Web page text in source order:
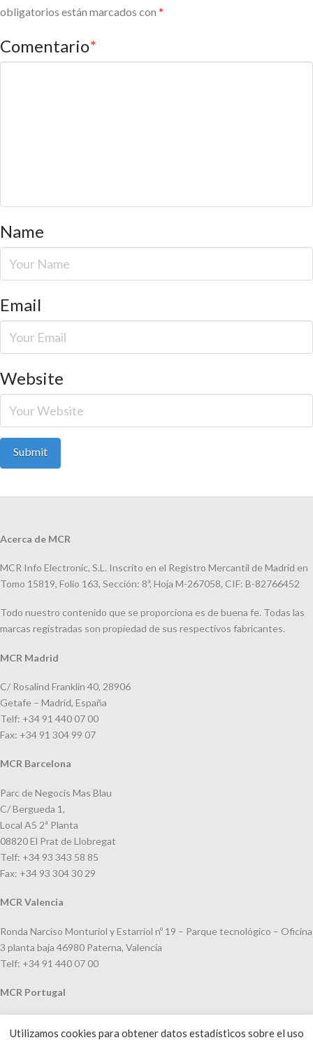
obligatorios están marcados con *
Comentario*
Name
Email
Website
Acerca de MCR
MCR Info Electronic, S.L. Inscrito en el Registro Mercantil de Madrid en
Tomo 15819, Folio 163, Sección: 8ª, Hoja M-267058, CIF: B-82766452
Todo nuestro contenido que se proporciona es de buena fe. Todas las
marcas registradas son propiedad de sus respectivos fabricantes.
MCR Madrid
C/ Rosalind Franklin 40, 28906
Getafe – Madrid, España
Telf: +34 91 440 07 00
Fax: +34 91 304 99 07
MCR Barcelona
Parc de Negocis Mas Blau
C/ Bergueda 1,
Local A5 2ª Planta
08820 El Prat de Llobregat
Telf: +34 93 343 58 85
Fax: +34 93 304 30 29
MCR Valencia
Ronda Narciso Monturiol y Estarriol nº 19 – Parque tecnológico – Oficina
3 planta baja 46980 Paterna, Valencia
Telf: +34 91 440 07 00
MCR Portugal
João V, 24
Utilizamos cookies para obtener datos estadísticos sobre el uso